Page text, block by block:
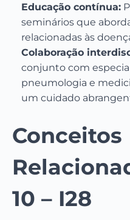
Educação contínua:
seminários que
relacionadas às
Colaboração
conjunto com
pneumologia e
um cuidado
Conceitos
10 – I28